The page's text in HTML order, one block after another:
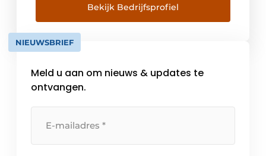
en bedrijfsgebouwen op maat weet
Hexagon hoe ondernemerschap in
Vlaanderen wordt aangewakkerd. De wereld
van Hexagon staat nooit stil. Met de […]
Bekijk Bedrijfsprofiel
NIEUWSBRIEF
Meld u aan om nieuws & updates te
ontvangen.